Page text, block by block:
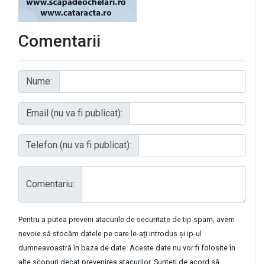
Comentarii
Nume:
Email (nu va fi publicat):
Telefon (nu va fi publicat):
Comentariu:
Pentru a putea preveni atacurile de securitate de tip spam, avem
nevoie să stocăm datele pe care le-ați introdus și ip-ul
dumneavoastră în baza de date. Aceste date nu vor fi folosite în
alte scopuri decat prevenirea atacurilor. Sunteți de acord să